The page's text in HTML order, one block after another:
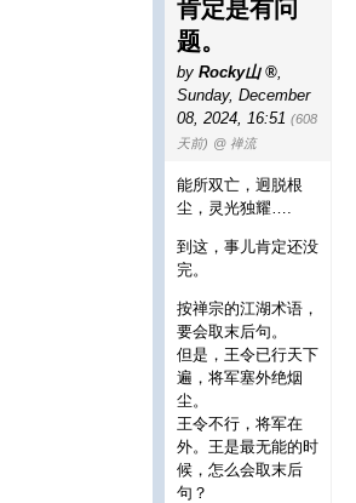
肯定是有问
题。
by Rocky山
Sunday, December
08, 2024, 16:51 (608
天前) @ 禅流
能所双亡，迥脱根
尘，灵光独耀….
到这，事儿肯定还没
完。
按禅宗的江湖术语，
要会取末后句。
但是，王令已行天下
遍，将军塞外绝烟
尘。
王令不行，将军在
外。王是最无能的时
候，怎么会取末后
句？